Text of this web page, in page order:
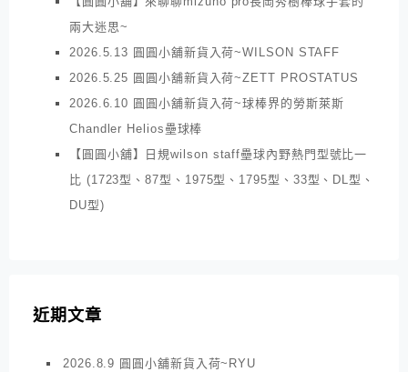
兩大迷思~
2026.5.13 圓圓小舖新貨入荷~WILSON STAFF
2026.5.25 圓圓小舖新貨入荷~ZETT PROSTATUS
2026.6.10 圓圓小舖新貨入荷~球棒界的勞斯萊斯
Chandler Helios壘球棒
【圓圓小舖】日規wilson staff壘球內野熱門型號比一
比 (1723型、87型、1975型、1795型、33型、DL型、
DU型)
近期文章
2026.8.9 圓圓小舖新貨入荷~RYU